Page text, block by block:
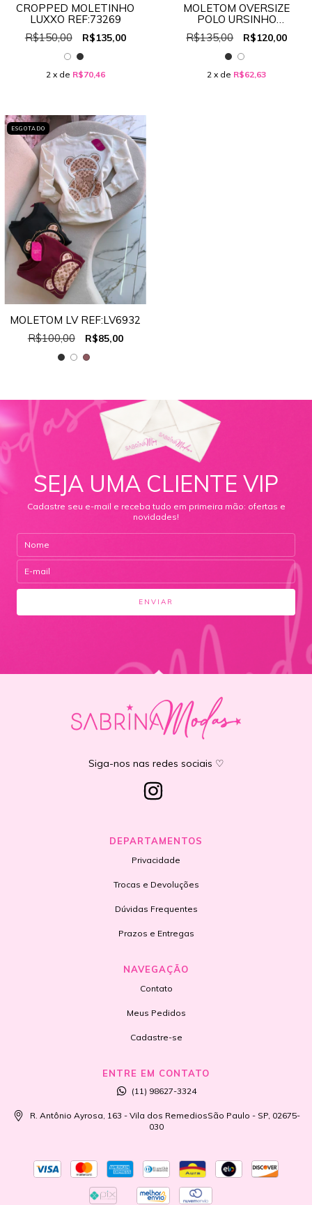
CROPPED MOLETINHO
LUXXO REF:73269
R$150,00
R$135,00
2 x de R$70,46
MOLETOM OVERSIZE
POLO URSINHO
REF:BL025
R$135,00 R$120,00
2 x de R$62,63
ESGOTADO
MOLETOM LV REF:LV6932
R$100,00
R$85,00
SEJA UMA CLIENTE VIP
Cadastre seu e-mail e receba tudo em primeira mão: ofertas e
novidades!
Siga-nos nas redes sociais ♡
DEPARTAMENTOS
Privacidade
Trocas e Devoluções
Dúvidas Frequentes
Prazos e Entregas
NAVEGAÇÃO
Contato
Meus Pedidos
Cadastre-se
ENTRE EM CONTATO
(11) 98627-3324
R. Antônio Ayrosa, 163 - Vila dos RemediosSão Paulo - SP, 02675-
030